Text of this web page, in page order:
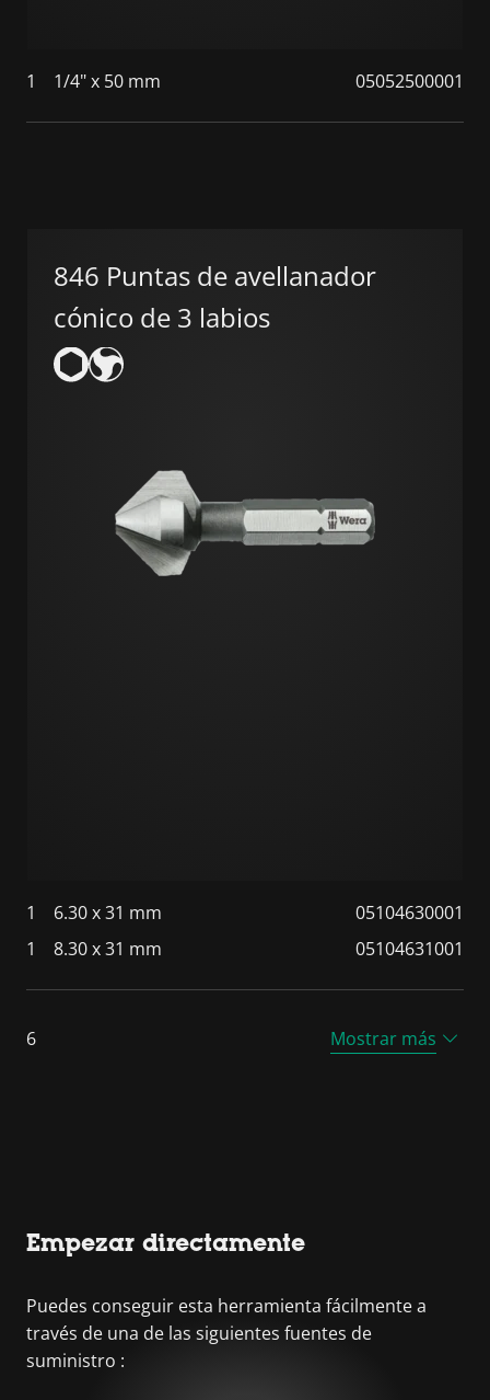
1 1/4" x 50 mm 05052500001
846 Puntas de avellanador
cónico de 3 labios
1 6.30 x 31 mm
05104630001
1
8.30 x 31 mm 05104631001
6 Mostrar más
Empezar directamente
Puedes conseguir esta herramienta fácilmente a
través de una de las siguientes fuentes de
suministro :